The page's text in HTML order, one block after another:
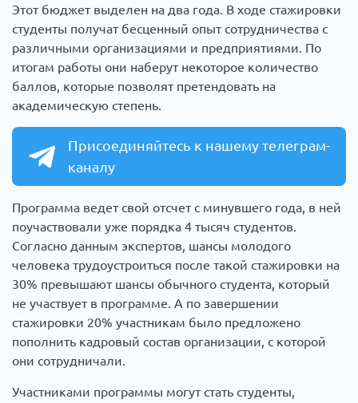
Этот бюджет выделен на два года. В ходе стажировки
студенты получат бесценный опыт сотрудничества с
различными организациями и предприятиями. По
итогам работы они наберут некоторое количество
баллов, которые позволят претендовать на
академическую степень.
Присоединяйтесь к нашему телеграм-
каналу
Программа ведет свой отсчет с минувшего года, в ней
поучаствовали уже порядка 4 тысяч студентов.
Согласно данным экспертов, шансы молодого
человека трудоустроиться после такой стажировки на
30% превышают шансы обычного студента, который
не участвует в программе. А по завершении
стажировки 20% участникам было предложено
пополнить кадровый состав организации, с которой
они сотрудничали.
Участниками программы могут стать студенты,